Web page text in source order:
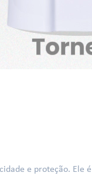
e proteção. Ele